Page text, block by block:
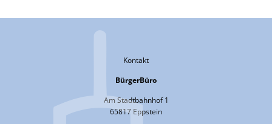
Kontakt
BürgerBüro
Am Stadtbahnhof 1
65817 Eppstein